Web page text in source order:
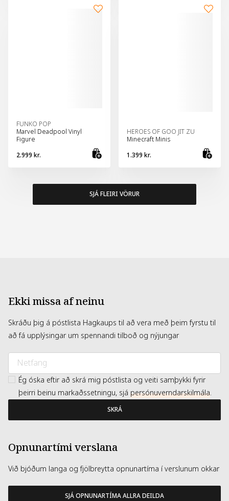
FUNKO POP
Marvel Deadpool Vinyl
Figure
2.999 kr.
HEROES OF GOO JIT ZU
Minecraft Minis
1.399 kr.
SJÁ FLEIRI VÖRUR
Ekki missa af neinu
Skráðu þig á póstlista Hagkaups til að vera með þeim fyrstu til
að fá upplýsingar um spennandi tilboð og nýjungar
Ég óska eftir að skrá mig póstlista og veiti samþykki fyrir
þeirri beinu markaðssetningu, sjá persónuverndarskilmála.
SKRÁ
Opnunartími verslana
Við bjóðum langa og fjölbreytta opnunartíma í verslunum okkar
SJÁ OPNUNARTÍMA ALLRA DEILDA